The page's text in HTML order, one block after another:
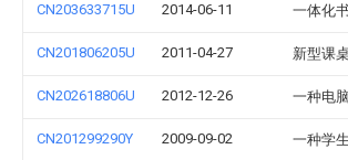
CN203633715U 2014-06-11 一体化
CN201806205U 2011-04-27 新型课桌
CN202618806U 2012-12-26 一种电
CN201299290Y 2009-09-02 一种学